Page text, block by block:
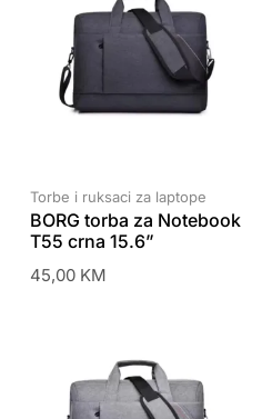
Torbe i ruksaci za laptope
BORG torba za Notebook
T55 crna 15.6”
45,00 KM